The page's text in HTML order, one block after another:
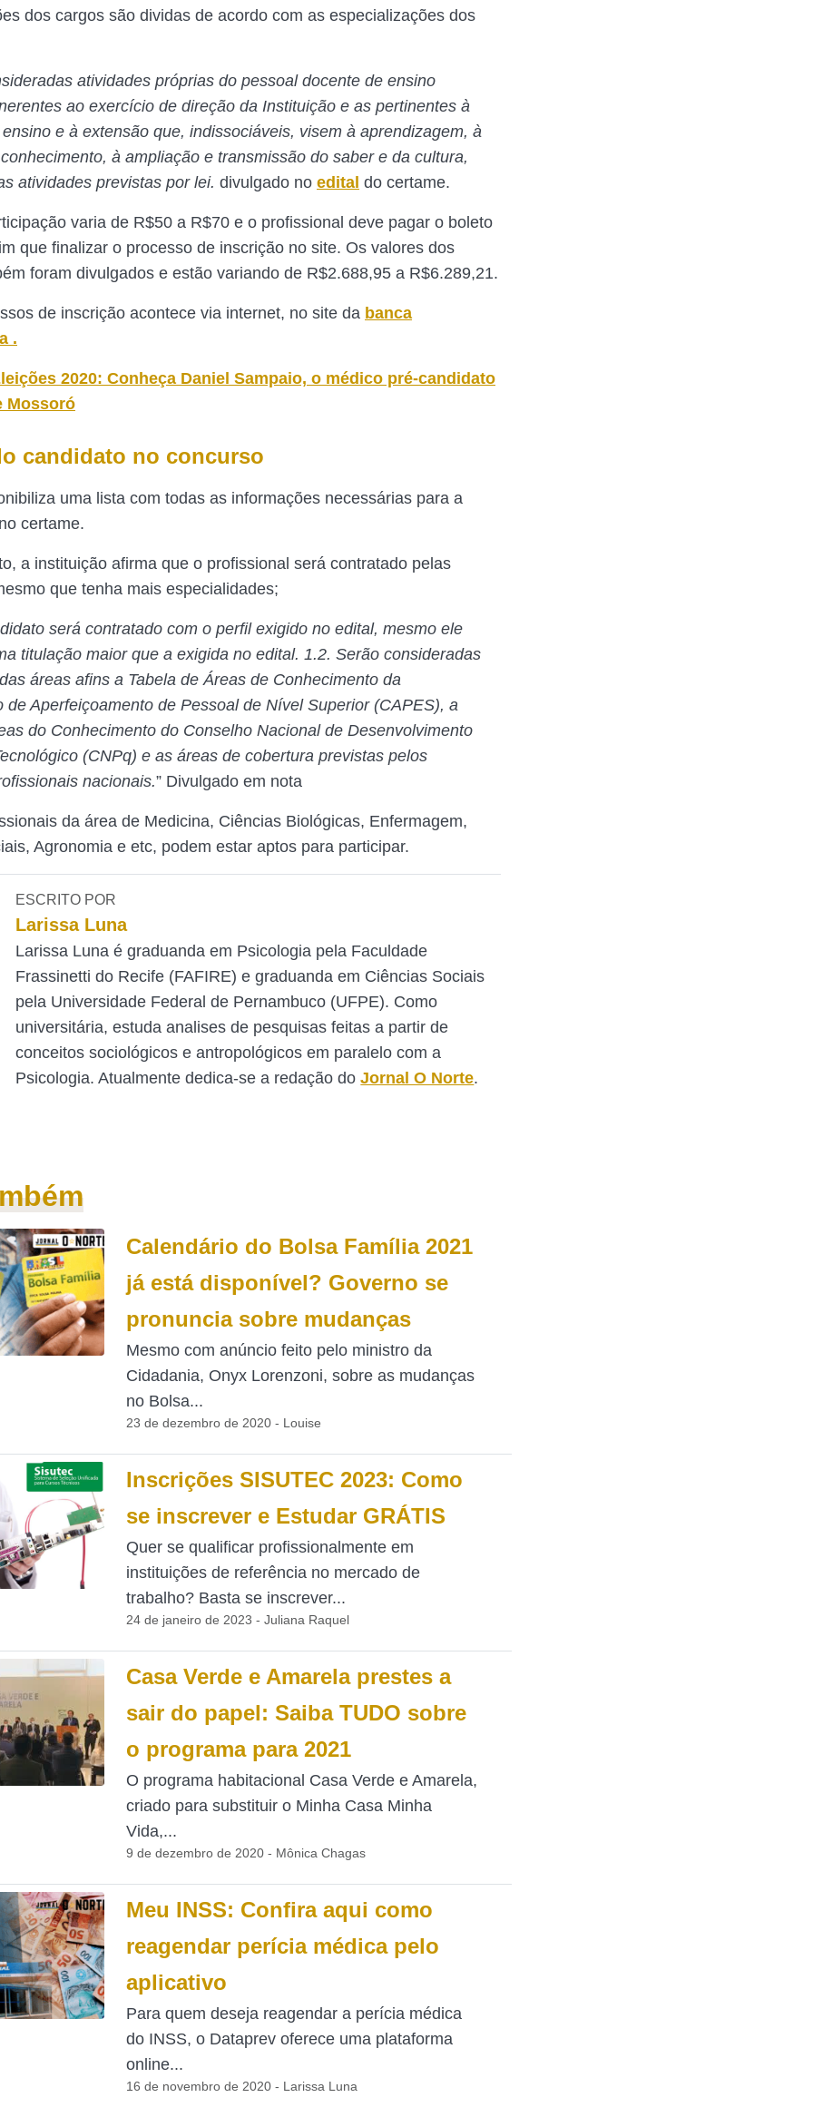
dos cargos são dividas de acordo com as especializações dos
atividades próprias do pessoal docente de ensino
ao exercício de direção da Instituição e as pertinentes à
e à extensão que, indissociáveis, visem à aprendizagem, à
à ampliação e transmissão do saber e da cultura,
atividades previstas por lei. divulgado no edital do certame.
varia de R$50 a R$70 e o profissional deve pagar o boleto
que finalizar o processo de inscrição no site. Os valores dos
foram divulgados e estão variando de R$2.688,95 a R$6.289,21.
de inscrição acontece via internet, no site da banca
.
2020: Conheça Daniel Sampaio, o médico pré-candidato
Mossoró
candidato no concurso
uma lista com todas as informações necessárias para a
certame.
a instituição afirma que o profissional será contratado pelas
que tenha mais especialidades;
será contratado com o perfil exigido no edital, mesmo ele
titulação maior que a exigida no edital. 1.2. Serão consideradas
áreas afins a Tabela de Áreas de Conhecimento da
de Aperfeiçoamento de Pessoal de Nível Superior (CAPES), a
do Conhecimento do Conselho Nacional de Desenvolvimento
(CNPq) e as áreas de cobertura previstas pelos
nacionais.” Divulgado em nota
da área de Medicina, Ciências Biológicas, Enfermagem,
Agronomia e etc, podem estar aptos para participar.
ESCRITO POR
Larissa Luna
Larissa Luna é graduanda em Psicologia pela Faculdade
Frassinetti do Recife (FAFIRE) e graduanda em Ciências Sociais
pela Universidade Federal de Pernambuco (UFPE). Como
universitária, estuda analises de pesquisas feitas a partir de
conceitos sociológicos e antropológicos em paralelo com a
Psicologia. Atualmente dedica-se a redação do Jornal O Norte.
Calendário do Bolsa Família 2021
já está disponível? Governo se
pronuncia sobre mudanças
Mesmo com anúncio feito pelo ministro da
Cidadania, Onyx Lorenzoni, sobre as mudanças
no Bolsa...
23 de dezembro de 2020 - Louise
Inscrições SISUTEC 2023: Como
se inscrever e Estudar GRÁTIS
Quer se qualificar profissionalmente em
instituições de referência no mercado de
trabalho? Basta se inscrever...
24 de janeiro de 2023 - Juliana Raquel
Casa Verde e Amarela prestes a
sair do papel: Saiba TUDO sobre
o programa para 2021
O programa habitacional Casa Verde e Amarela,
criado para substituir o Minha Casa Minha
Vida,...
9 de dezembro de 2020 - Mônica Chagas
Meu INSS: Confira aqui como
reagendar perícia médica pelo
aplicativo
Para quem deseja reagendar a perícia médica
do INSS, o Dataprev oferece uma plataforma
online...
16 de novembro de 2020 - Larissa Luna